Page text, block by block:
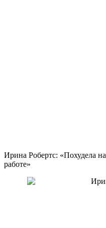
Ирина Робертс: «Похудела на
работе»